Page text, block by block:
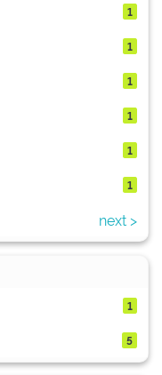
1
1
1
1
1
1
next >
1
5